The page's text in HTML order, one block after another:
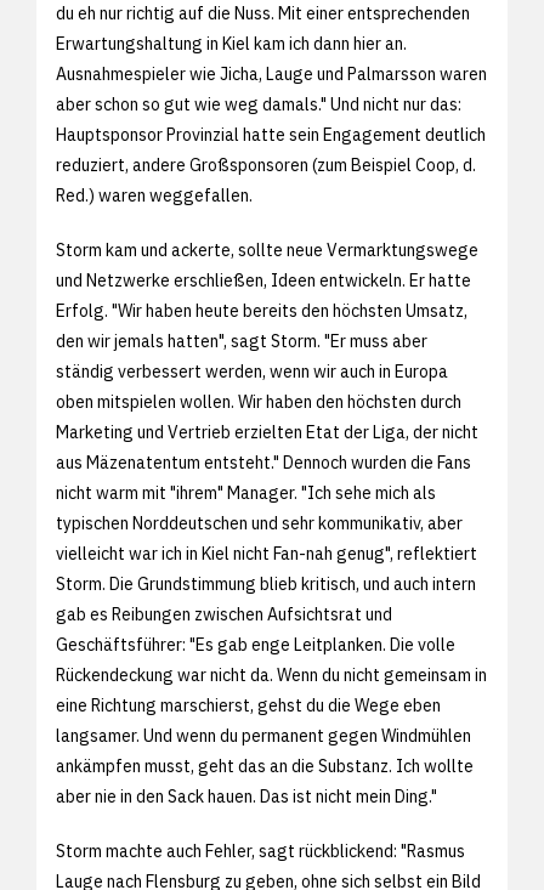
du eh nur richtig auf die Nuss. Mit einer entsprechenden
Erwartungshaltung in Kiel kam ich dann hier an.
Ausnahmespieler wie Jicha, Lauge und Palmarsson waren
aber schon so gut wie weg damals." Und nicht nur das:
Hauptsponsor Provinzial hatte sein Engagement deutlich
reduziert, andere Großsponsoren (zum Beispiel Coop, d.
Red.) waren weggefallen.
Storm kam und ackerte, sollte neue Vermarktungswege
und Netzwerke erschließen, Ideen entwickeln. Er hatte
Erfolg. "Wir haben heute bereits den höchsten Umsatz,
den wir jemals hatten", sagt Storm. "Er muss aber
ständig verbessert werden, wenn wir auch in Europa
oben mitspielen wollen. Wir haben den höchsten durch
Marketing und Vertrieb erzielten Etat der Liga, der nicht
aus Mäzenatentum entsteht." Dennoch wurden die Fans
nicht warm mit "ihrem" Manager. "Ich sehe mich als
typischen Norddeutschen und sehr kommunikativ, aber
vielleicht war ich in Kiel nicht Fan-nah genug", reflektiert
Storm. Die Grundstimmung blieb kritisch, und auch intern
gab es Reibungen zwischen Aufsichtsrat und
Geschäftsführer: "Es gab enge Leitplanken. Die volle
Rückendeckung war nicht da. Wenn du nicht gemeinsam in
eine Richtung marschierst, gehst du die Wege eben
langsamer. Und wenn du permanent gegen Windmühlen
ankämpfen musst, geht das an die Substanz. Ich wollte
aber nie in den Sack hauen. Das ist nicht mein Ding."
Storm machte auch Fehler, sagt rückblickend: "Rasmus
Lauge nach Flensburg zu geben, ohne sich selbst ein Bild